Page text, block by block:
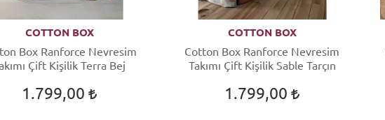
COTTON BOX
Box Ranforce Nevresim
Çift Kişilik Terra Bej
1.799,00
COTTON BOX
Cotton Box Ranforce Nevresim
Takımı Çift Kişilik Sable Tarçın
1.799,00